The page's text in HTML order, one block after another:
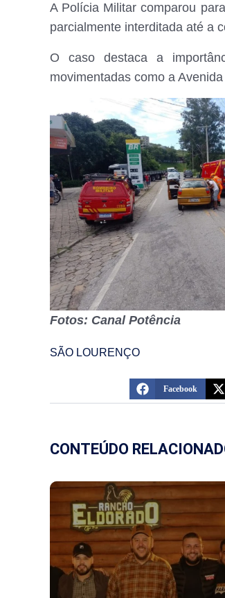
A Polícia Militar comparou
parcialmente interditada até a
O caso destaca a
movimentadas como a
Fotos: Canal Potência
SÃO LOURENÇO
Facebook
CONTEÚDO